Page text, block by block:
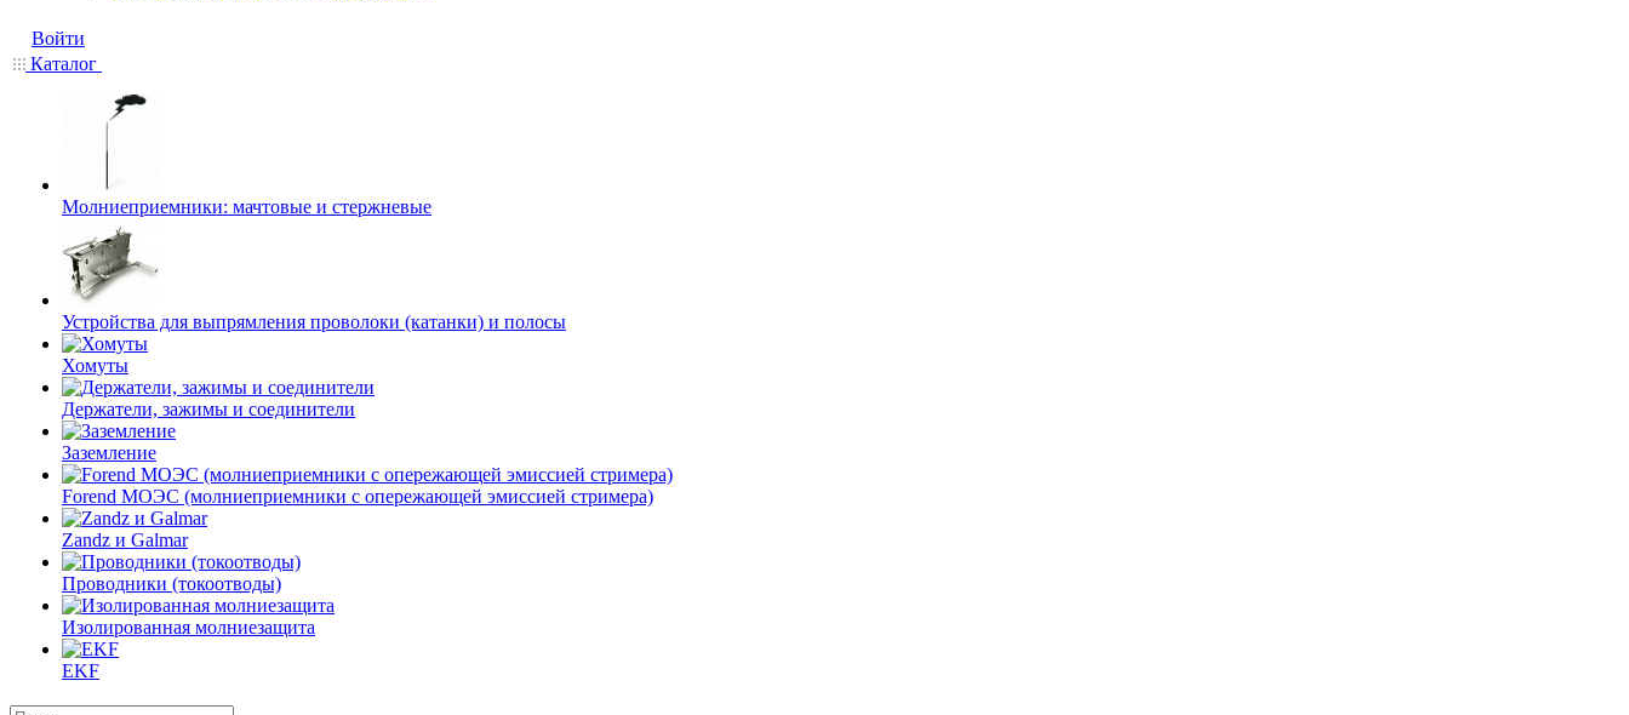
Войти
Каталог
Молниеприемники: мачтовые и стержневые
Устройства для выпрямления проволоки (катанки) и полосы
Хомуты
Держатели, зажимы и соединители
Заземление
Forend МОЭС (молниеприемники с опережающей эмиссией стримера)
Zandz и Galmar
Проводники (токоотводы)
Изолированная молниезащита
EKF